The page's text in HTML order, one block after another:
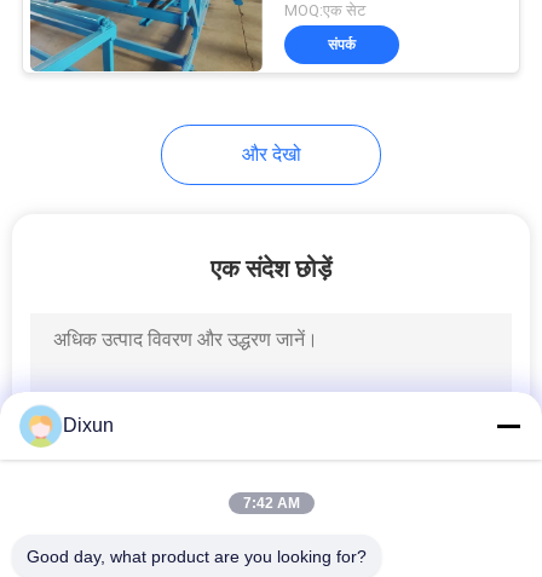
स्टील वायर ड्राइंग मशीन
MOQ:एक सेट
संपर्क
और देखो
एक संदेश छोड़ें
Dixun
7:42 AM
Good day, what product are you looking for?